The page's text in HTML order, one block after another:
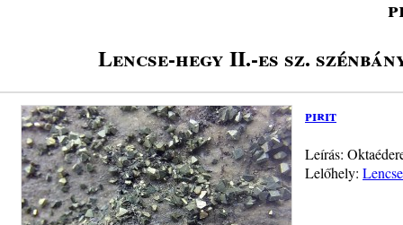
Lencse-hegy II.-es sz.
pirit
Leírás:
Lelőhely: